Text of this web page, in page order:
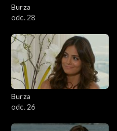
Burza
odc. 28
Burza
odc. 26